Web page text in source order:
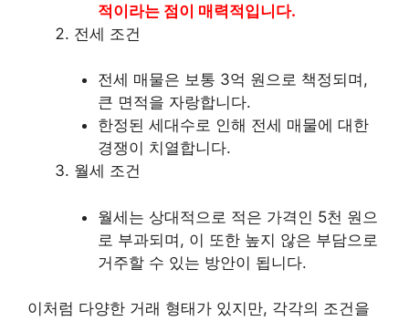
적이라는 점이 매력적입니다.
전세 조건
전세 매물은 보통 3억 원으로 책정되며,
큰 면적을 자랑합니다.
한정된 세대수로 인해 전세 매물에 대한
경쟁이 치열합니다.
월세 조건
월세는 상대적으로 적은 가격인 5천 원으
로 부과되며, 이 또한 높지 않은 부담으로
거주할 수 있는 방안이 됩니다.
이처럼 다양한 거래 형태가 있지만, 각각의 조건을